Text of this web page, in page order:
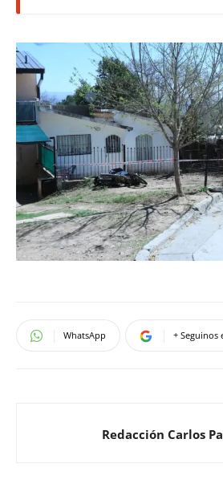
WhatsApp + Seguinos
Redacción Carlos